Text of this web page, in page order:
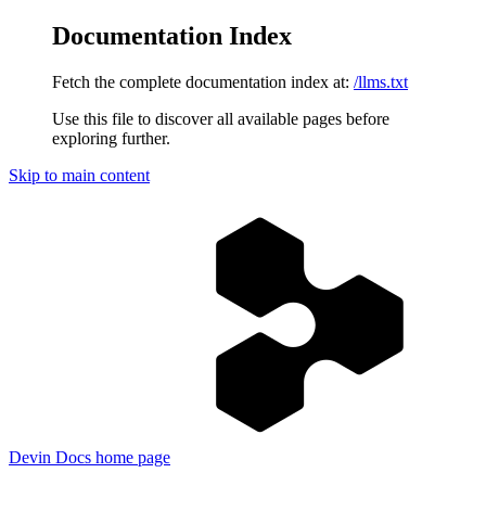
Documentation Index
Fetch the complete documentation index at: /llms.txt
Use this file to discover all available pages before
exploring further.
Skip to main content
Devin Docs home page